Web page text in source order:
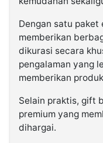
Dengan satu paket
memberikan
dikurasi secara
pengalaman yang
memberikan
Selain praktis, gift
premium yang
dihargai.